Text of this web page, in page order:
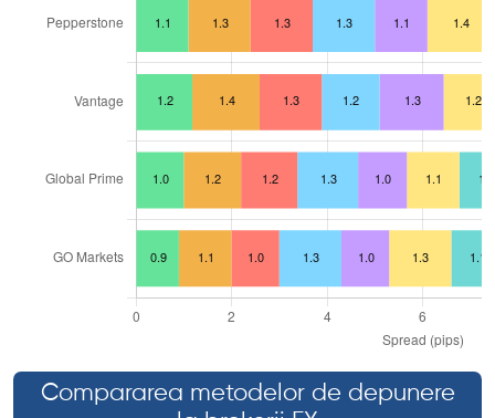
Compararea metodelor de depunere